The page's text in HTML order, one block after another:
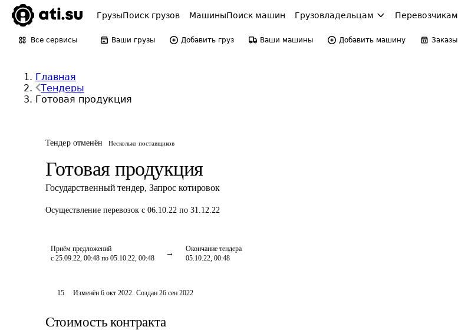
ГрузыПоиск грузов МашиныПоиск машин Грузовладельцам Перевозчикам
Все сервисы Ваши грузы Добавить груз Ваши машины Добавить машину Заказы
Главная
Тендеры
Готовая продукция
Тендер отменён Несколько поставщиков
Готовая продукция
Государственный тендер, Запрос котировок
Осуществление перевозок с 06.10.22 по 31.12.22
Приём предложений
с 25.09.22, 00:48 по 05.10.22, 00:48
Окончание тендера
05.10.22, 00:48
15 Изменён6 окт 2022. Создан 26 сен 2022
Стоимость контракта